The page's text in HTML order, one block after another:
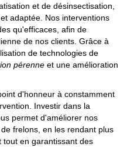
et de désinsectisation,
adaptée. Nos interventions
qu'efficaces, afin de
de nos clients. Grâce à
de technologies de
pérenne et une amélioration
d'honneur à constamment
Investir dans la
permet d'améliorer nos
frelons, en les rendant plus
tout en garantissant des